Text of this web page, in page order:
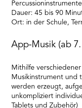
Dauer: 45 bis 90
Ort: in der Schule,
App-Musik (ab 7.
Mithilfe
Musikinstrument und
werden erzeugt,
unkompliziert
Tablets und Zubehör)